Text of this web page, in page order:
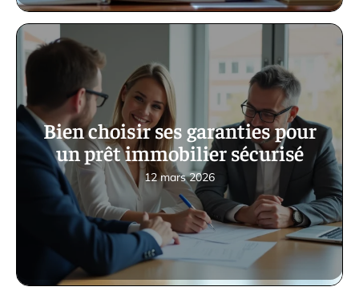
Bien choisir ses garanties pour
un prêt immobilier sécurisé
12 mars 2026